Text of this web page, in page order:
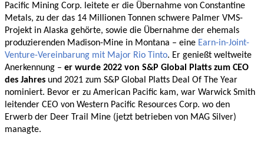
Pacific Mining Corp. leitete er die Übernahme von Constantine
Metals, zu der das 14 Millionen Tonnen schwere Palmer VMS-
Projekt in Alaska gehörte, sowie die Übernahme der ehemals
produzierenden Madison-Mine in Montana – eine Earn-in-Joint-
Venture-Vereinbarung mit Major Rio Tinto. Er genießt weltweite
Anerkennung – er wurde 2022 von S&P Global Platts zum CEO
des Jahres und 2021 zum S&P Global Platts Deal Of The Year
nominiert. Bevor er zu American Pacific kam, war Warwick Smith
leitender CEO von Western Pacific Resources Corp. wo den
Erwerb der Deer Trail Mine (jetzt betrieben von MAG Silver)
managte.